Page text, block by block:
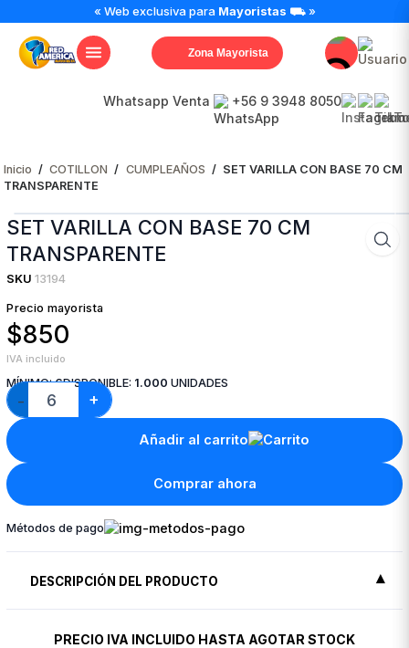
« Web exclusiva para Mayoristas ⛟ »
Zona Mayorista
Whatsapp Venta +56 9 3948 8050
Inicio / COTILLON / CUMPLEAÑOS / SET VARILLA CON BASE 70 CM
TRANSPARENTE
SET VARILLA CON BASE 70 CM
TRANSPARENTE
SKU 13194
Precio mayorista
$850
IVA incluido
MÍNIMO:6DISPONIBLE: 1.000 UNIDADES
−
VARILLA
CON
BASE
+
Añadir al carrito
Comprar ahora
Métodos de pago
DESCRIPCIÓN DEL PRODUCTO
PRECIO IVA INCLUIDO HASTA AGOTAR STOCK